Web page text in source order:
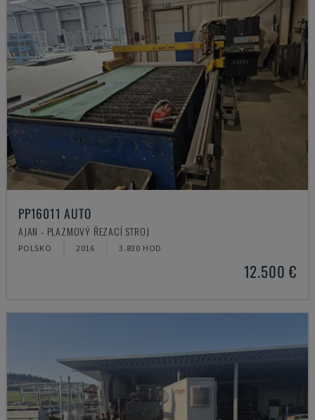
PP16011 AUTO
AJAN - PLAZMOVÝ ŘEZACÍ STROJ
POLSKO 2016 3.830 HOD
12.500 €